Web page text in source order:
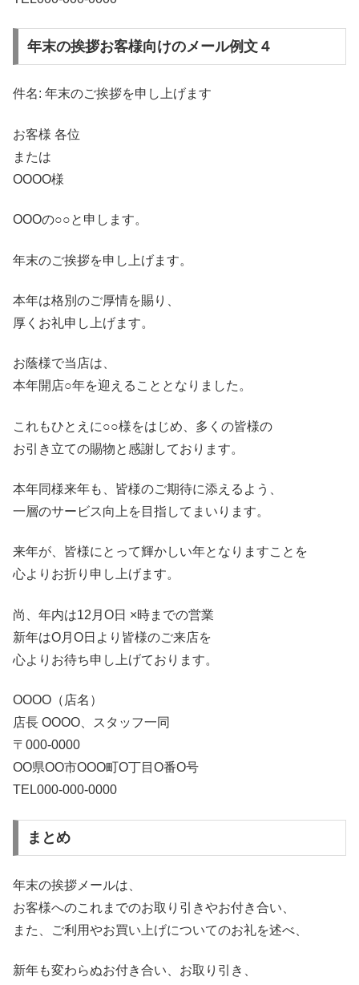
年末の挨拶お客様向けのメール例文４
件名: 年末のご挨拶を申し上げます
お客様 各位
または
ΟООΟ様
ОΟОの○○と申します。
年末のご挨拶を申し上げます。
本年は格別のご厚情を賜り、
厚くお礼申し上げます。
お蔭様で当店は、
本年開店○年を迎えることとなりました。
これもひとえに○○様をはじめ、多くの皆様の
お引き立ての賜物と感謝しております。
本年同様来年も、皆様のご期待に添えるよう、
一層のサービス向上を目指してまいります。
来年が、皆様にとって輝かしい年となりますことを
心よりお折り申し上げます。
尚、年内は12月Ο日 ×時までの営業
新年はΟ月Ο日より皆様のご来店を
心よりお待ち申し上げております。
ОΟОΟ（店名）
店長 ΟООΟ、スタッフ一同
〒000-0000
ΟΟ県ΟΟ市ΟOO町O丁目Ο番O号
TEL000-000-0000
まとめ
年末の挨拶メールは、
お客様へのこれまでのお取り引きやお付き合い、
また、ご利用やお買い上げについてのお礼を述べ、
新年も変わらぬお付き合い、お取り引き、